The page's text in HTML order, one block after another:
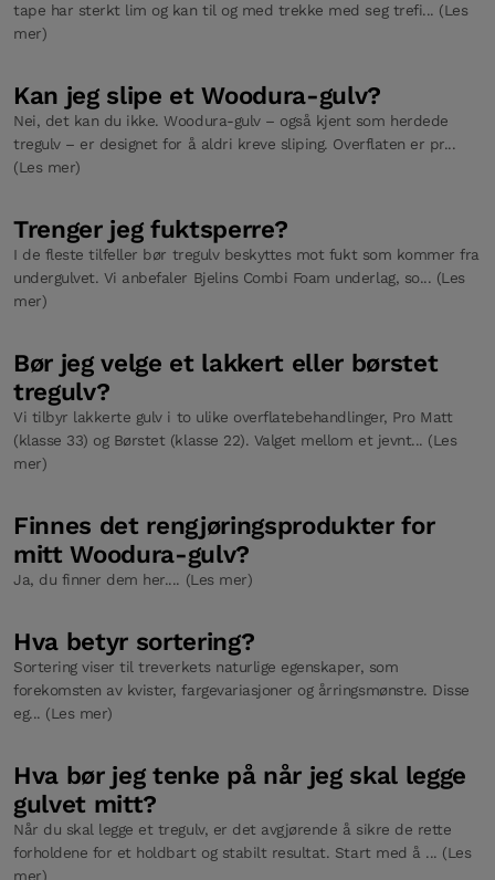
tape har sterkt lim og kan til og med trekke med seg trefi... (Les
mer)
Kan jeg slipe et Woodura-gulv?
Nei, det kan du ikke. Woodura-gulv – også kjent som herdede
tregulv – er designet for å aldri kreve sliping. Overflaten er pr...
(Les mer)
Trenger jeg fuktsperre?
I de fleste tilfeller bør tregulv beskyttes mot fukt som kommer fra
undergulvet. Vi anbefaler Bjelins Combi Foam underlag, so... (Les
mer)
Bør jeg velge et lakkert eller børstet
tregulv?
Vi tilbyr lakkerte gulv i to ulike overflatebehandlinger, Pro Matt
(klasse 33) og Børstet (klasse 22). Valget mellom et jevnt... (Les
mer)
Finnes det rengjøringsprodukter for
mitt Woodura-gulv?
Ja, du finner dem her.... (Les mer)
Hva betyr sortering?
Sortering viser til treverkets naturlige egenskaper, som
forekomsten av kvister, fargevariasjoner og årringsmønstre. Disse
eg... (Les mer)
Hva bør jeg tenke på når jeg skal legge
gulvet mitt?
Når du skal legge et tregulv, er det avgjørende å sikre de rette
forholdene for et holdbart og stabilt resultat. Start med å ... (Les
mer)